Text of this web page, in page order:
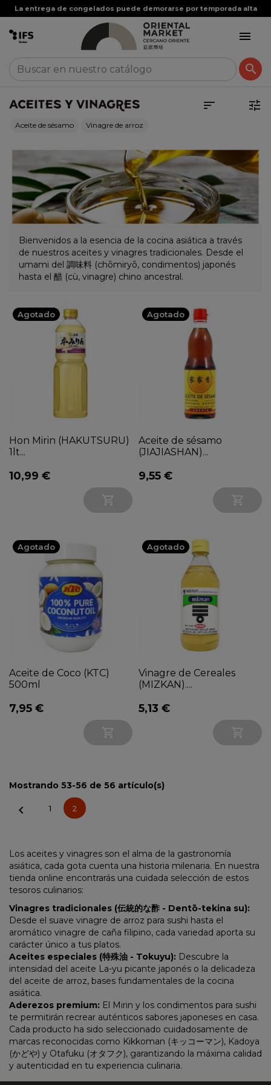
La entrega de congelados puede demorarse por temporada alta


ACEITES Y VINAGRES  
Aceite de sésamo Vinagre de arroz
Bienvenidos a la esencia de la cocina asiática a través
de nuestros aceites y vinagres tradicionales. Desde el
umami del 調味料 (chōmiryō, condimentos) japonés
hasta el 醋 (cù, vinagre) chino ancestral.
Agotado
Hon Mirin (HAKUTSURU)
1lt...
10,99 €

Agotado
Aceite de sésamo
(JIAJIASHAN)...
9,55 €

Agotado
Aceite de Coco (KTC)
500ml
7,95 €

Agotado
Vinagre de Cereales
(MIZKAN)....
5,13 €

Mostrando 53-56 de 56 artículo(s)
 1 2
Los aceites y vinagres son el alma de la gastronomía
asiática, cada gota cuenta una historia milenaria. En nuestra
tienda online encontrarás una cuidada selección de estos
tesoros culinarios:
Vinagres tradicionales (伝統的な酢 - Dentō-tekina su):
Desde el suave vinagre de arroz para sushi hasta el
aromático vinagre de caña filipino, cada variedad aporta su
carácter único a tus platos.
Aceites especiales (特殊油 - Tokuyu): Descubre la
intensidad del aceite La-yu picante japonés o la delicadeza
del aceite de arroz, bases fundamentales de la cocina
asiática.
Aderezos premium: El Mirin y los condimentos para sushi
te permitirán recrear auténticos sabores japoneses en casa.
Cada producto ha sido seleccionado cuidadosamente de
marcas reconocidas como Kikkoman (キッコーマン), Kadoya
(かどや) y Otafuku (オタフク), garantizando la máxima calidad
y autenticidad en tu experiencia culinaria.